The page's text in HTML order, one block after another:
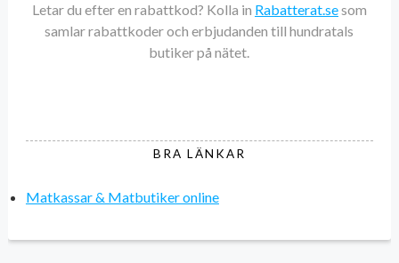
Letar du efter en rabattkod? Kolla in Rabatterat.sesom
samlar rabattkoder och erbjudanden till hundratals
butiker på nätet.
BRA LÄNKAR
Matkassar & Matbutiker online